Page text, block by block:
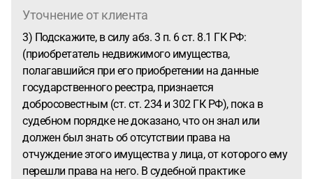
постройки устанавливается с учетом характера
самовольной постройки, но не может составлять менее
чем три месяца и более чем двенадцать месяцев).
ВОПРОС:1)Должны ли мы сносить постройки, если они
были построены не нами и признаны законными через
Арбитражный суд прежним собственником?
определяется судом характер самовольной постройки
для определения срока для сноса?
Уточнение от клиента
3) Подскажите, в силу абз. 3 п. 6 ст. 8.1 ГК РФ:
(приобретатель недвижимого имущества,
полагавшийся при его приобретении на данные
государственного реестра, признается
добросовестным (ст. ст. 234 и 302 ГК РФ), пока в
судебном порядке не доказано, что он знал или
должен был знать об отсутствии права на
отчуждение этого имущества у лица, от которого ему
перешли права на него. В судебной практике